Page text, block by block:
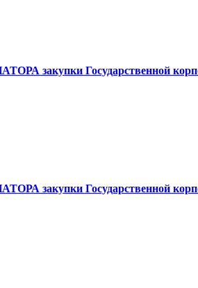
закупки Государственной
закупки Государственной